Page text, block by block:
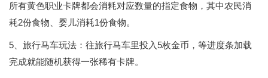
所有黄色职业卡牌都会消耗对应数量的指定食物，其中农民消
耗2份食物、婴儿消耗1份食物。
5、旅行马车玩法：往旅行马车里投入5枚金币，等进度条加载
完成就能随机获得一张稀有卡牌。